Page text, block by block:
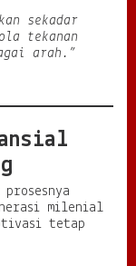
sekadar
tekanan
arah.”
prosesnya
milenial
tetap